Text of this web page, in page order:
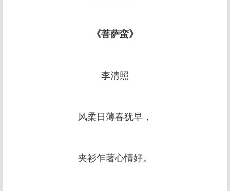
《菩萨蛮》
李清照
风柔日薄春犹早，
夹衫乍著心情好。